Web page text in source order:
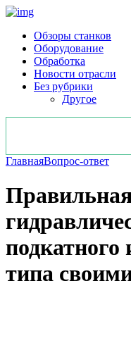
Обзоры станков
Оборудование
Обработка
Новости отрасли
Без рубрики
Другое
ГлавнаяВопрос-ответ
подкатного
типа